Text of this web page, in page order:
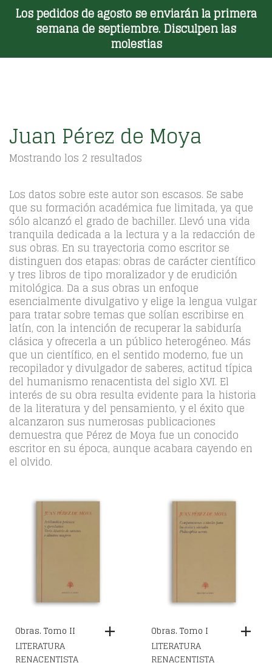
Los pedidos de agosto se enviarán la primera
semana de septiembre. Disculpen las
molestias
Toggle Menu
Juan Pérez de Moya
Mostrando los 2 resultados
Los datos sobre este autor son escasos. Se sabe
que su formación académica fue limitada, ya que
sólo alcanzó el grado de bachiller. Llevó una vida
tranquila dedicada a la lectura y a la redacción de
sus obras. En su trayectoria como escritor se
distinguen dos etapas: obras de carácter científico
y tres libros de tipo moralizador y de erudición
mitológica. Da a sus obras un enfoque
esencialmente divulgativo y elige la lengua vulgar
para tratar sobre temas que solían escribirse en
latín, con la intención de recuperar la sabiduría
clásica y ofrecerla a un público heterogéneo. Más
que un científico, en el sentido moderno, fue un
recopilador y divulgador de saberes, actitud típica
del humanismo renacentista del siglo XVI. El
interés de su obra resulta evidente para la historia
de la literatura y del pensamiento, y el éxito que
alcanzaron sus numerosas publicaciones
demuestra que Pérez de Moya fue un conocido
escritor en su época, aunque acabara cayendo en
el olvido.
Obras. Tomo II
LITERATURA
RENACENTISTA
Obras. Tomo I
LITERATURA
RENACENTISTA